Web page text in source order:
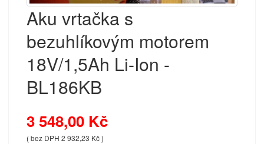
Aku vrtačka s
bezuhlíkovým motorem
18V/1,5Ah Li-Ion -
BL186KB
3 548,00 Kč
( bez DPH 2 932,23 Kč )